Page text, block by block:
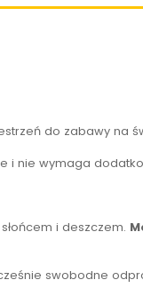
do zabawy na
i nie wymaga
i deszczem.
swobodne